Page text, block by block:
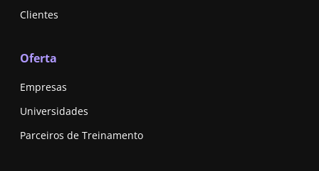
Clientes
Oferta
Empresas
Universidades
Parceiros de Treinamento